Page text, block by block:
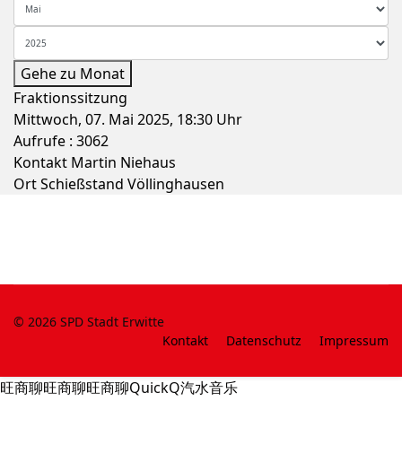
Gehe zu Monat
Fraktionssitzung
Mittwoch, 07. Mai 2025, 18:30 Uhr
Aufrufe : 3062
Kontakt Martin Niehaus
OrtSchießstand Völlinghausen
© 2026 SPD Stadt Erwitte
Kontakt
Datenschutz Impressum
旺商聊旺商聊旺商聊QuickQ汽水音乐